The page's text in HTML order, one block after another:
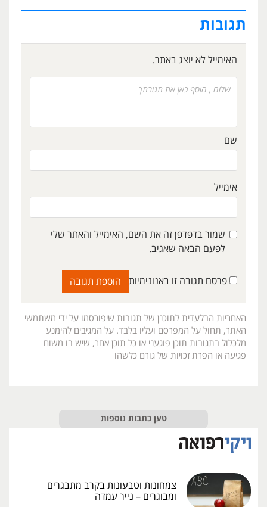
תגובות
האימייל לא יוצג באתר.
שם
אימייל
שמור בדפדפן זה את השם, האימייל והאתר שלי
לפעם הבאה שאגיב.
פרסם תגובה זו באנונימיות
האחריות הבלעדית לתוכנן של תגובות שיפורסמו על ידי משתמשי
האתר, תחול על המפרסם ועליו בלבד. על המגיבים להימנע
מלכלול בתגובות תוכן פוגעני או כל תוכן אחר, שיש בו משום
פגיעה או הפרת זכויות של גורם כלשהו
טען כתבות נוספות
צמחונות וטבעונות בקרב מתבגרים
ומבוגרים – נייר עמדה